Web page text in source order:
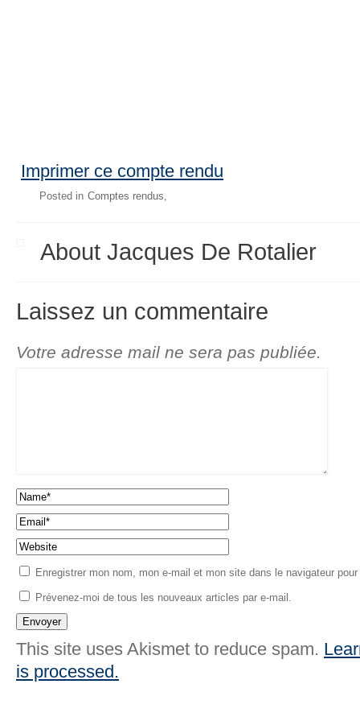
Imprimer ce compte rendu
Posted in Comptes rendus
About Jacques De Rotalier
Laissez un commentaire
Votre adresse mail ne sera pas publiée.
Enregistrer mon nom, mon e-mail et mon site dans le navigateur
Prévenez-moi de tous les nouveaux articles par e-mail.
This site uses Akismet to reduce spam.
is processed.